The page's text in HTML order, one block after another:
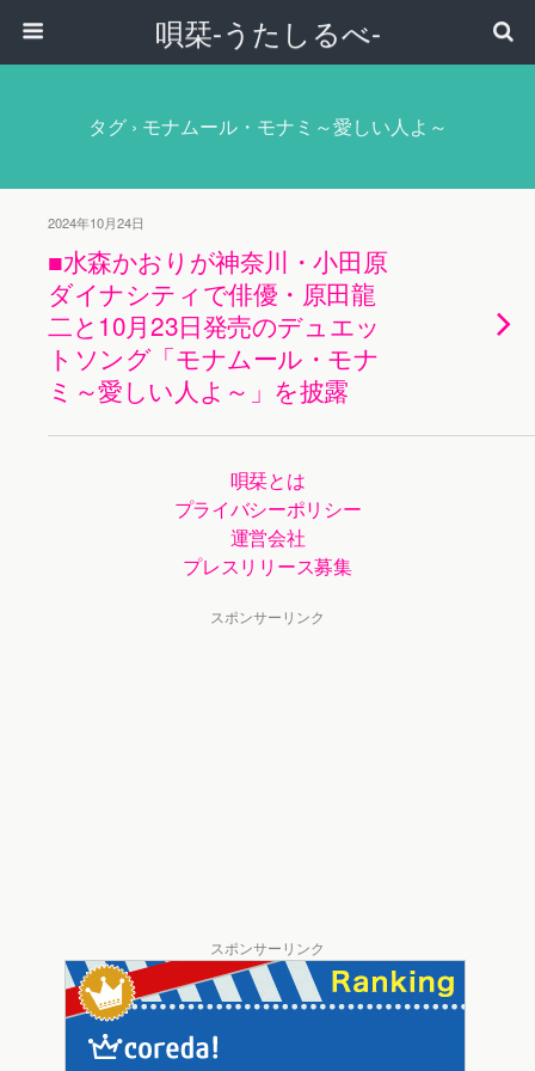
唄栞-うたしるべ-
タグ › モナムール・モナミ～愛しい人よ～
2024年10月24日
■水森かおりが神奈川・小田原
ダイナシティで俳優・原田龍
二と10月23日発売のデュエッ
トソング「モナムール・モナ
ミ～愛しい人よ～」を披露
唄栞とは
プライバシーポリシー
運営会社
プレスリリース募集
スポンサーリンク
スポンサーリンク